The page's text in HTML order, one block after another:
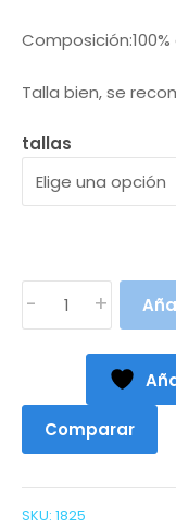
era:
Talla bien, se
tallas
48meses)
cantidad
- +
Comparar
SKU: 1825